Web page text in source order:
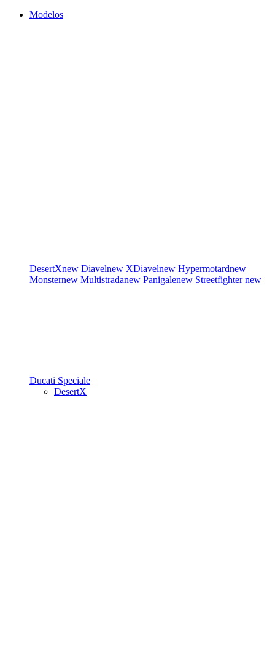
Modelos
DesertXnew Diavelnew XDiavelnew Hypermotardnew
Monsternew Multistradanew Panigalenew Streetfighternew
Ducati Speciale
DesertX